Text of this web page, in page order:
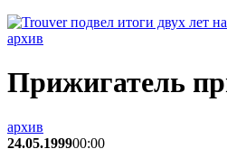
архив
Прижигатель
архив
24.05.199900:00